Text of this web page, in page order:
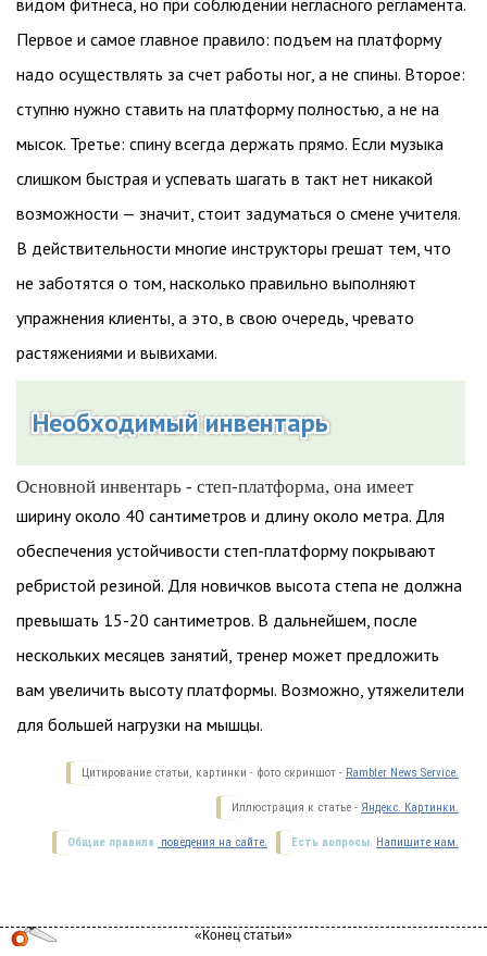
видом фитнеса, но при соблюдении негласного регламента.
Первое и самое главное правило: подъем на платформу
надо осуществлять за счет работы ног, а не спины. Второе:
ступню нужно ставить на платформу полностью, а не на
мысок. Третье: спину всегда держать прямо. Если музыка
слишком быстрая и успевать шагать в такт нет никакой
возможности — значит, стоит задуматься о смене учителя.
В действительности многие инструкторы грешат тем, что
не заботятся о том, насколько правильно выполняют
упражнения клиенты, а это, в свою очередь, чревато
растяжениями и вывихами.
Необходимый инвентарь
Основной инвентарь - степ-платформа, она имеет
ширину около 40 сантиметров и длину около метра. Для
обеспечения устойчивости степ-платформу покрывают
ребристой резиной. Для новичков высота степа не должна
превышать 15-20 сантиметров. В дальнейшем, после
нескольких месяцев занятий, тренер может предложить
вам увеличить высоту платформы. Возможно, утяжелители
для большей нагрузки на мышцы.
Цитирование статьи, картинки - фото скриншот - Rambler News Service.
Иллюстрация к статье - Яндекс. Картинки.
Есть вопросы. Напишите нам.
Общие правила поведения на сайте.